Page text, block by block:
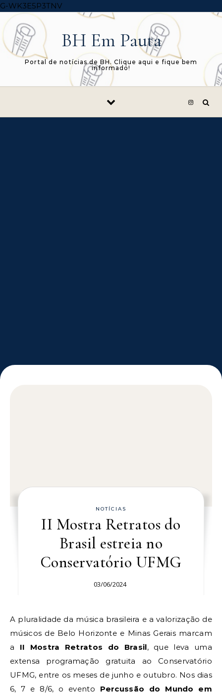
G-WK3E5P3TNVSkip to content
BH Em Pauta
Portal de notícias de BH. Clique aqui e fique bem
informado!
NOTÍCIAS
II Mostra Retratos do
Brasil estreia no
Conservatório UFMG
03/06/2024
A pluralidade da música brasileira e a valorização de
músicos de Belo Horizonte e Minas Gerais marcam
a II Mostra Retratos do Brasil, que leva uma
extensa programação gratuita ao Conservatório
UFMG, entre os meses de junho e outubro. Nos dias
6, 7 e 8/6, o evento Percussão do Mundo em